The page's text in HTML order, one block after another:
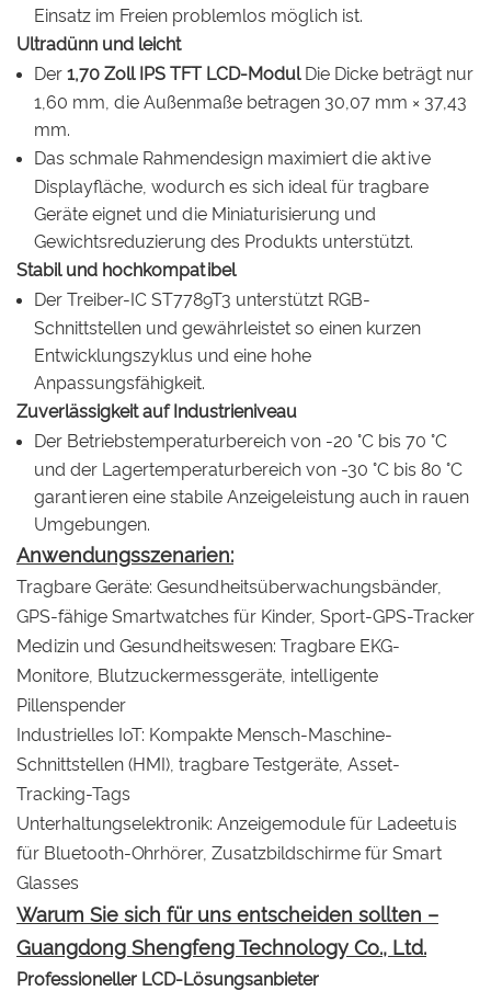
Einsatz im Freien problemlos möglich ist.
Ultradünn und leicht
Der 1,70 Zoll IPS TFT LCD-ModulDie Dicke beträgt nur
1,60 mm, die Außenmaße betragen 30,07 mm × 37,43
mm.
Das schmale Rahmendesign maximiert die aktive
Displayfläche, wodurch es sich ideal für tragbare
Geräte eignet und die Miniaturisierung und
Gewichtsreduzierung des Produkts unterstützt.
Stabil und hochkompatibel
Der Treiber-IC ST7789T3 unterstützt RGB-
Schnittstellen und gewährleistet so einen kurzen
Entwicklungszyklus und eine hohe
Anpassungsfähigkeit.
Zuverlässigkeit auf Industrieniveau
Der Betriebstemperaturbereich von -20 °C bis 70 °C
und der Lagertemperaturbereich von -30 °C bis 80 °C
garantieren eine stabile Anzeigeleistung auch in rauen
Umgebungen.
Anwendungsszenarien:
Tragbare Geräte: Gesundheitsüberwachungsbänder,
GPS-fähige Smartwatches für Kinder, Sport-GPS-Tracker
Medizin und Gesundheitswesen: Tragbare EKG-
Monitore, Blutzuckermessgeräte, intelligente
Pillenspender
Industrielles IoT: Kompakte Mensch-Maschine-
Schnittstellen (HMI), tragbare Testgeräte, Asset-
Tracking-Tags
Unterhaltungselektronik: Anzeigemodule für Ladeetuis
für Bluetooth-Ohrhörer, Zusatzbildschirme für Smart
Glasses
Warum Sie sich für uns entscheiden sollten –
Guangdong Shengfeng Technology Co., Ltd.
Professioneller LCD-Lösungsanbieter